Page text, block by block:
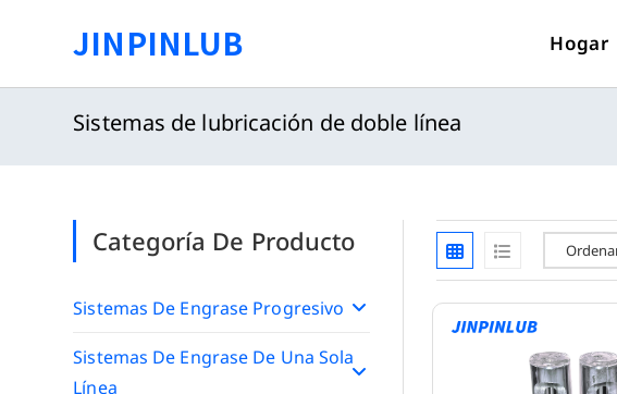
JINPINLUB Hogar
Sistemas de lubricación de doble línea
Categoría De Producto
Sistemas De Engrase Progresivo
Sistemas De Engrase De Una Sola
Línea